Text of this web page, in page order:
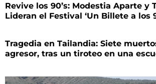
Revive los 90’s: Modestia Aparte y
Lideran el Festival ‘Un Billete a los
Tragedia en Tailandia: Siete
agresor, tras un tiroteo en una